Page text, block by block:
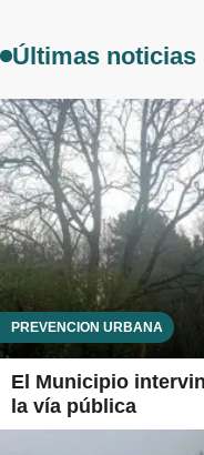
Últimas noticias
PREVENCIÓN URBANA
El Municipio
la vía pública